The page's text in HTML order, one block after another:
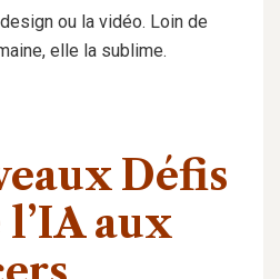
ou la vidéo. Loin de
elle la sublime.
Défis
l’IA aux